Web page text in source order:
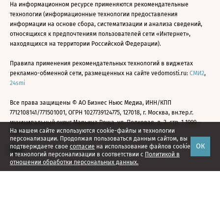
На нашем сайте используются cookie-файлы и технологии
персонализации. Продолжая пользоваться данным сайтом, вы
подтверждаете свое согласие на использование файлов cookie
и технологий персонализации в соответствии с Политикой в
отношении обработки персональных данных.
ОК
На информационном ресурсе применяются рекомендательные
технологии (информационные технологии предоставления
информации на основе сбора, систематизации и анализа сведений,
относящихся к предпочтениям пользователей сети «Интернет»,
находящихся на территории Российской Федерации).
Правила применения рекомендательных технологий в виджетах
рекламно-обменной сети, размещенных на сайте vedomosti.ru: СМИ2,
24smi
Все права защищены © АО Бизнес Ньюс Медиа, ИНН/КПП
7712108141/771501001, ОГРН 1027739124775, 127018, г. Москва, вн.тер.г.
муниципальный округ Марьина Роща, ул. Полковая, д. 3, стр. 1 1999—
2026